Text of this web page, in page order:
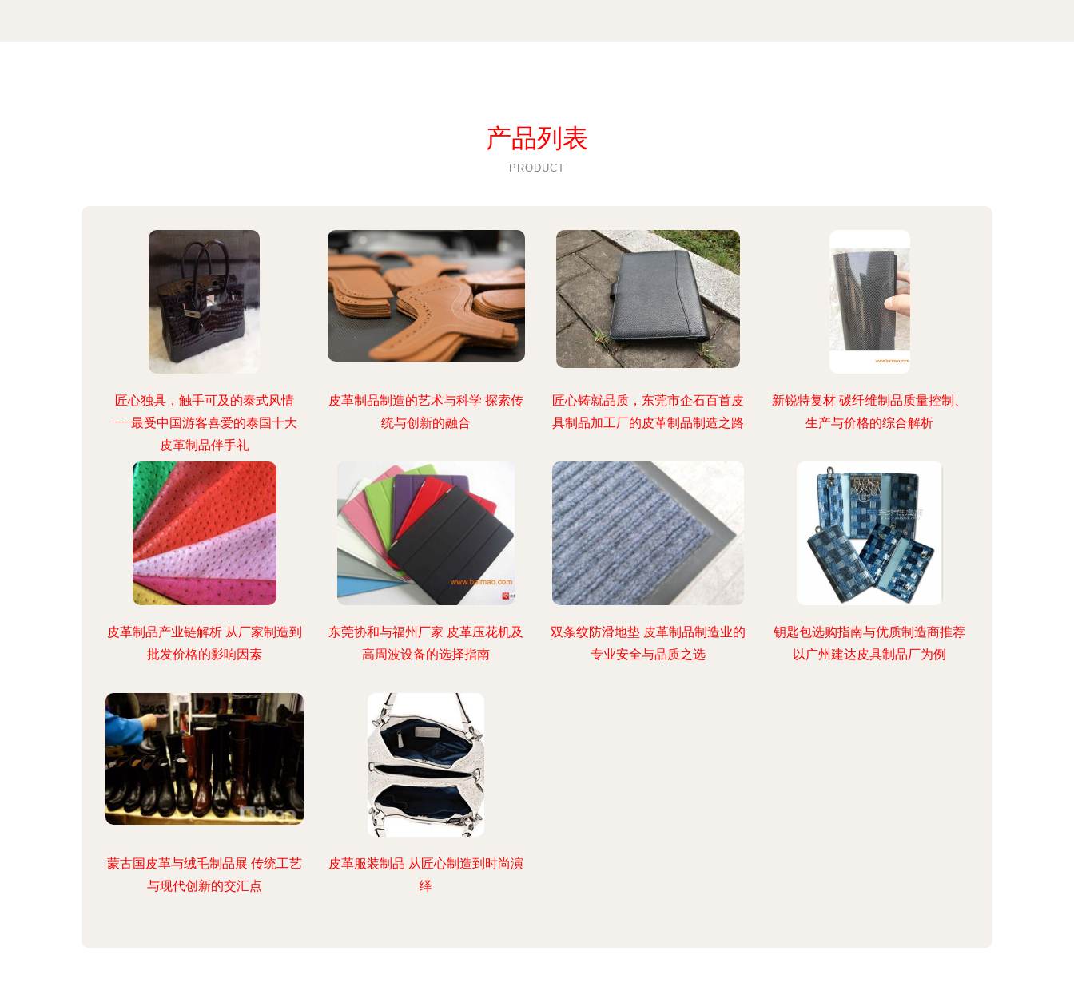
产品列表
PRODUCT
匠心独具，触手可及的泰式风情
——最受中国游客喜爱的泰国十大
皮革制品伴手礼
皮革制品制造的艺术与科学 探索传
统与创新的融合
匠心铸就品质，东莞市企石百首皮
具制品加工厂的皮革制品制造之路
新锐特复材 碳纤维制品质量控制、
生产与价格的综合解析
皮革制品产业链解析 从厂家制造到
批发价格的影响因素
东莞协和与福州厂家 皮革压花机及
高周波设备的选择指南
双条纹防滑地垫 皮革制品制造业的
专业安全与品质之选
钥匙包选购指南与优质制造商推荐
以广州建达皮具制品厂为例
蒙古国皮革与绒毛制品展 传统工艺
与现代创新的交汇点
皮革服装制品 从匠心制造到时尚演
绎